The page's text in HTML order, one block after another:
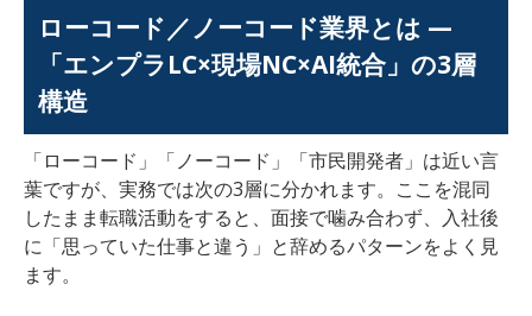
ローコード／ノーコード業界とは —
「エンプラLC×現場NC×AI統合」の3層
構造
「ローコード」「ノーコード」「市民開発者」は近い言
葉ですが、実務では次の3層に分かれます。ここを混同
したまま転職活動をすると、面接で噛み合わず、入社後
に「思っていた仕事と違う」と辞めるパターンをよく見
ます。